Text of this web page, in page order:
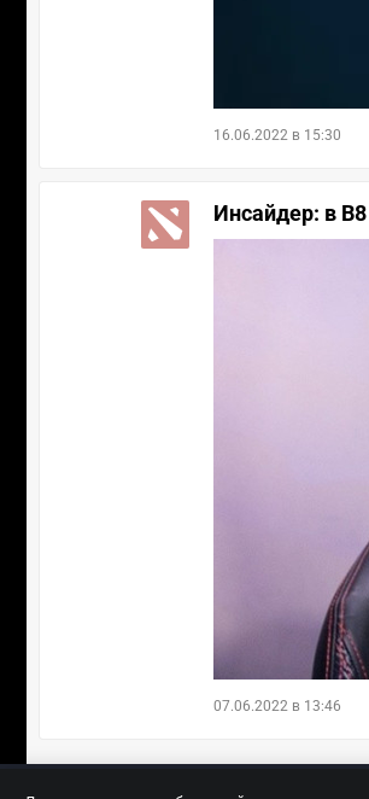
16.06.2022 в 15:30
Инсайдер: в
07.06.2022 в 13:46